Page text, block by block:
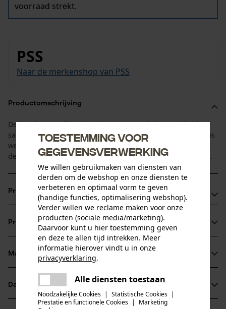
voorraad strekt.
PSS
Naar de merkenshop van PSS
Productomschrijving
De broek met snijbescherming X-treme Air is ontwikkeld
samen met ervaren professionals die het hele jaar in het bos
werken. De X-treme Air valt op door zijn sportieve en frisse
design. De bovenlaag is duurzaam, actief ademend en licht.
Productvoordelen
5x5 cut protection® 5 lagen extreem lichte snijbescherming
zonder dat de veiligheid in gevaar komt, voor meer
bewegingsvrijheid en nog meer ventilatie
Ademende, elastische stretchstof zorgt voor het ultieme
bovendien meer bewegingsvrijheid
Kevlar-stukken op slijtgevoelige plekken zoals knieën en
binnenbenen. De daaronder liggende RainTex®
Productinformatie
Productdetails
Activiteitstype
beschermen, werken, ongevallenpreventie
Materiaal & onderhoud
Materiaal
Datasheets
Productveiligheidsblad (PDF)
Toestemming voor
gegevensverwerking
We willen gebruikmaken van diensten van
derden om de webshop en onze diensten te
verbeteren en optimaal vorm te geven
(handige functies, optimalisering webshop).
Verder willen we reclame maken voor onze
producten (sociale media/marketing).
Daarvoor kunt u hier toestemming geven
en deze te allen tijd intrekken. Meer
informatie hierover vindt u in onze
privacyverklaring.
Alle diensten toestaan
Noodzakelijke Cookies | Statistische Cookies |
Prestatie en functionele Cookies |
Marketing
Er is een fout opgetreden. Gelieve
het opnieuw te proberen.
delen
mail